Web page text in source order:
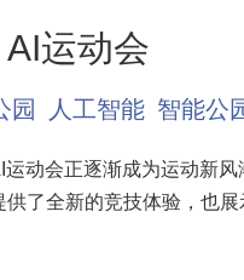
运动会
园 人工智能 智能公
动会正逐渐成为运动新
了全新的竞技体验，也